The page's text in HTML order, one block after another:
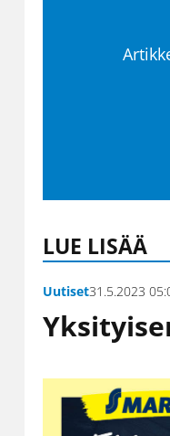
LUE LISÄÄ
Uutiset31.5.2023